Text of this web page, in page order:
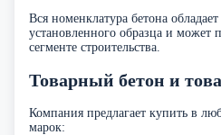
Вся номенклатура бетона
установленного образца и может
сегменте строительства.
Товарный бетон и
Компания предлагает купить в
марок: